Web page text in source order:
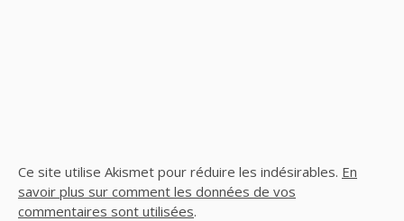
Ce site utilise Akismet pour réduire les indésirables. En
savoir plus sur comment les données de vos
commentaires sont utilisées.